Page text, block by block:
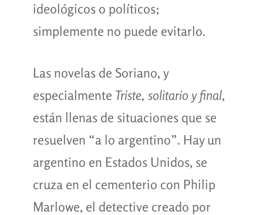
ideológicos o políticos;
simplemente no puede evitarlo.
Las novelas de Soriano, y
especialmente Triste, solitario y final,
están llenas de situaciones que se
resuelven “a lo argentino”. Hay un
argentino en Estados Unidos, se
cruza en el cementerio con Philip
Marlowe, el detective creado por